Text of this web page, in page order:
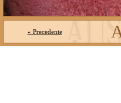
« Precedente